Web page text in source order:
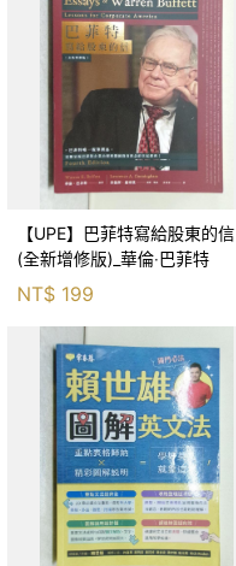
【UPE】巴菲特寫給股東的信
(全新增修版)_華倫‧巴菲特
NT$ 199